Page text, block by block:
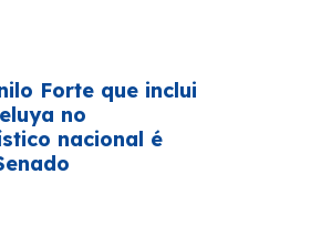
Forte que inclui
no
nacional é